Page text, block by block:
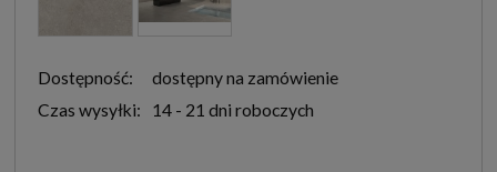
Dostępność:
dostępny na zamówienie
Czas wysyłki:
14 - 21 dni roboczych